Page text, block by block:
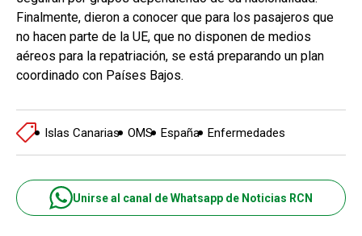
Finalmente, dieron a conocer que para los pasajeros que
no hacen parte de la UE, que no disponen de medios
aéreos para la repatriación, se está preparando un plan
coordinado con Países Bajos.
Islas Canarias OMS España Enfermedades
Unirse al canal de Whatsapp de Noticias RCN